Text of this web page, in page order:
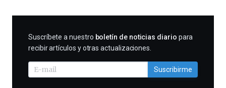
SUSCRIBIRME
Suscríbete a nuestro boletín de noticias diario para
recibir artículos y otras actualizaciones.
Suscribirme